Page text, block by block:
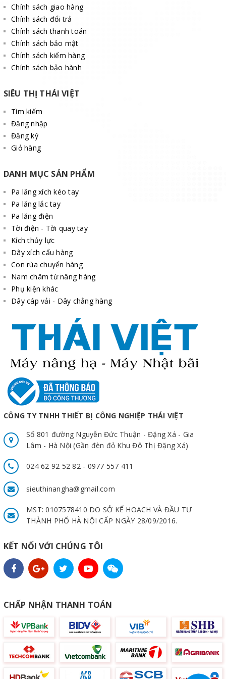
này cho phép cần cẩu lò xo xoay tự do với dây cáp mà không
gặp sự cố quấn dây, giúp kéo dài tuổi thọ của dây cáp.
Chính sách giao hàng
Chính sách đổi trả
Chính sách thanh toán
Chính sách bảo mật
Chính sách kiểm hàng
Chính sách bảo hành
SIÊU THỊ THÁI VIỆT
Tìm kiếm
Đăng nhập
Đăng ký
Giỏ hàng
DANH MỤC SẢN PHẨM
Pa lăng xích kéo tay
Pa lăng lắc tay
Pa lăng điện
Tời điện - Tời quay tay
Kích thủy lực
Dây xích cẩu hàng
Con rùa chuyển hàng
Nam châm từ nâng hàng
Phụ kiện khác
Dây cáp vải - Dây chằng hàng
CÔNG TY TNHH THIẾT BỊ CÔNG NGHIỆP THÁI VIỆT
Số 801 đường Nguyễn Đức Thuận - Đặng Xá - Gia
Lâm - Hà Nội (Gần đèn đỏ Khu Đô Thị Đặng Xá)
024 62 92 52 82 - 0977 557 411
sieuthinangha@gmail.com
MST: 0107578410 DO SỞ KẾ HOẠCH VÀ ĐẦU TƯ
THÀNH PHỐ HÀ NỘI CẤP NGÀY 28/09/2016.
KẾT NỐI VỚI CHÚNG TÔI
CHẤP NHẬN THANH TOÁN